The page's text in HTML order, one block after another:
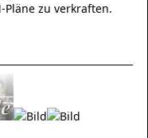
zu verkraften.